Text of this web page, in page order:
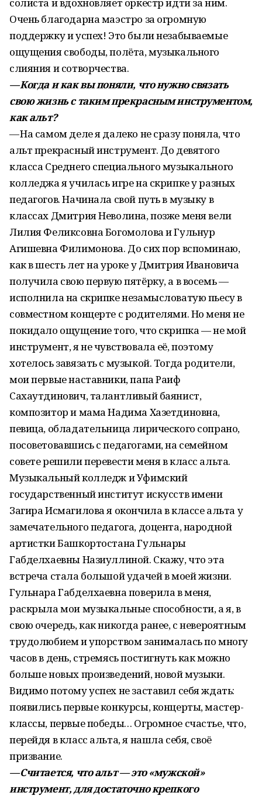
Очень благодарна маэстро за огромную
поддержку и успех! Это были незабываемые
ощущения свободы, полёта, музыкального
слияния и сотворчества.
— Когда и как вы поняли, что нужно связать
свою жизнь с таким прекрасным инструментом,
как альт?
— На самом деле я далеко не сразу поняла, что
альт прекрасный инструмент. До девятого
класса Среднего специального музыкального
колледжа я училась игре на скрипке у разных
педагогов. Начинала свой путь в музыку в
классах Дмитрия Неволина, позже меня вели
Лилия Феликсовна Богомолова и Гульнур
Агишевна Филимонова. До сих пор вспоминаю,
как в шесть лет на уроке у Дмитрия Ивановича
получила свою первую пятёрку, а в восемь —
исполнила на скрипке незамысловатую пьесу в
совместном концерте с родителями. Но меня не
покидало ощущение того, что скрипка — не мой
инструмент, я не чувствовала её, поэтому
хотелось завязать с музыкой. Тогда родители,
мои первые наставники, папа Раиф
Сахаутдинович, талантливый баянист,
композитор и мама Надима Хазетдиновна,
певица, обладательница лирического сопрано,
посоветовавшись с педагогами, на семейном
совете решили перевести меня в класс альта.
Музыкальный колледж и Уфимский
государственный институт искусств имени
Загира Исмагилова я окончила в классе альта у
замечательного педагога, доцента, народной
артистки Башкортостана Гульнары
Габделхаевны Назиуллиной. Скажу, что эта
встреча стала большой удачей в моей жизни.
Гульнара Габделхаевна поверила в меня,
раскрыла мои музыкальные способности, а я, в
свою очередь, как никогда ранее, с невероятным
трудолюбием и упорством занималась по многу
часов в день, стремясь постигнуть как можно
больше новых произведений, новой музыки.
Видимо потому успех не заставил себя ждать:
появились первые конкурсы, концерты, мастер-
классы, первые победы… Огромное счастье, что,
перейдя в класс альта, я нашла себя, своё
призвание.
— Считается, что альт — это «мужской»
инструмент, для достаточно крепкого